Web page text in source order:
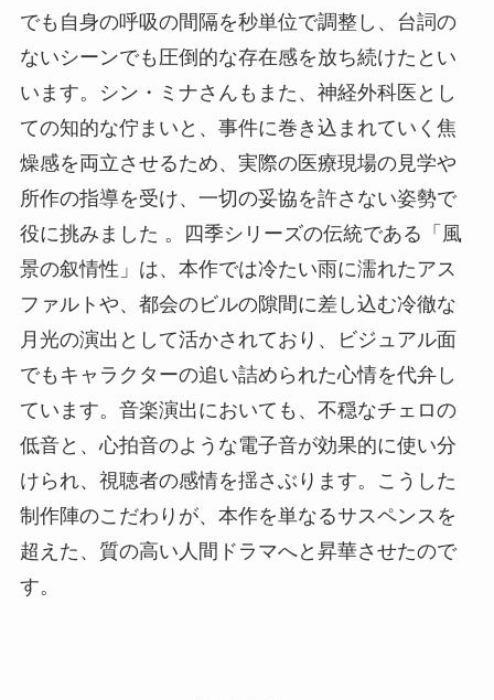
でも自身の呼吸の間隔を秒単位で調整し、台詞の
ないシーンでも圧倒的な存在感を放ち続けたとい
います。シン・ミナさんもまた、神経外科医とし
ての知的な佇まいと、事件に巻き込まれていく焦
燥感を両立させるため、実際の医療現場の見学や
所作の指導を受け、一切の妥協を許さない姿勢で
役に挑みました 。四季シリーズの伝統である「風
景の叙情性」は、本作では冷たい雨に濡れたアス
ファルトや、都会のビルの隙間に差し込む冷徹な
月光の演出として活かされており、ビジュアル面
でもキャラクターの追い詰められた心情を代弁し
ています。音楽演出においても、不穏なチェロの
低音と、心拍音のような電子音が効果的に使い分
けられ、視聴者の感情を揺さぶります。こうした
制作陣のこだわりが、本作を単なるサスペンスを
超えた、質の高い人間ドラマへと昇華させたので
す。